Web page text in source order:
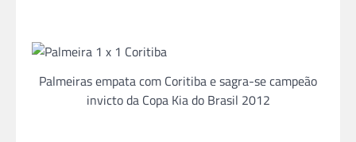
Palmeiras empata com Coritiba e sagra-se campeão
invicto da Copa Kia do Brasil 2012